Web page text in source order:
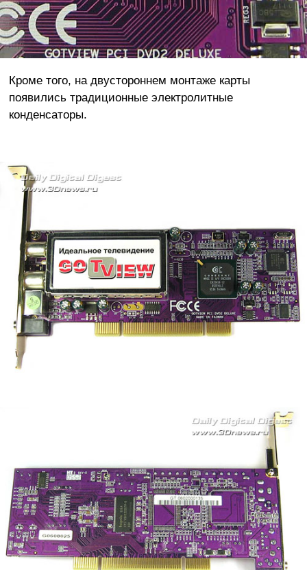
Кроме того, на двустороннем монтаже карты
появились традиционные электролитные
конденсаторы.